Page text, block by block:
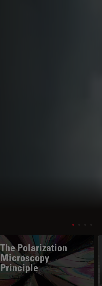
The Polarization
Microscopy
Principle